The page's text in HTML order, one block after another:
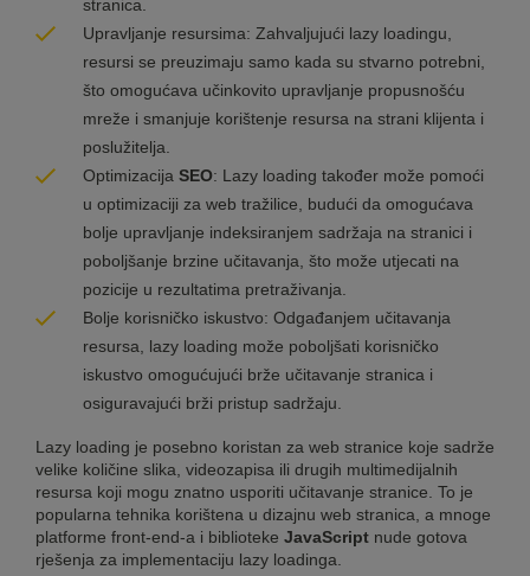
stranica.
Upravljanje resursima: Zahvaljujući lazy loadingu,
resursi se preuzimaju samo kada su stvarno potrebni,
što omogućava učinkovito upravljanje propusnošću
mreže i smanjuje korištenje resursa na strani klijenta i
poslužitelja.
Optimizacija SEO: Lazy loading također može pomoći
u optimizaciji za web tražilice, budući da omogućava
bolje upravljanje indeksiranjem sadržaja na stranici i
poboljšanje brzine učitavanja, što može utjecati na
pozicije u rezultatima pretraživanja.
Bolje korisničko iskustvo: Odgađanjem učitavanja
resursa, lazy loading može poboljšati korisničko
iskustvo omogućujući brže učitavanje stranica i
osiguravajući brži pristup sadržaju.
Lazy loading je posebno koristan za web stranice koje sadrže
velike količine slika, videozapisa ili drugih multimedijalnih
resursa koji mogu znatno usporiti učitavanje stranice. To je
popularna tehnika korištena u dizajnu web stranica, a mnoge
platforme front-end-a i biblioteke JavaScript nude gotova
rješenja za implementaciju lazy loadinga.